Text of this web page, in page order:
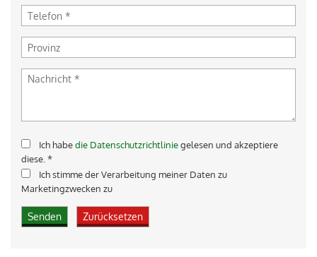
Ich habedie Datenschutzrichtliniegelesen und akzeptiere
diese. *
Ich stimme der Verarbeitung meiner Daten zu
Marketingzwecken zu